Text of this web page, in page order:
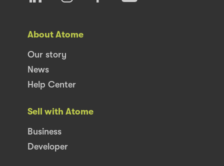
About Atome
Our story
News
Help Center
Sell with Atome
Business
Developer